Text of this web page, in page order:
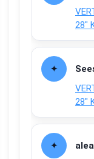
28″
28″